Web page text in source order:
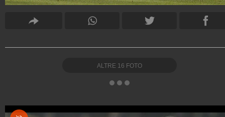
ALTRE 16 FOTO